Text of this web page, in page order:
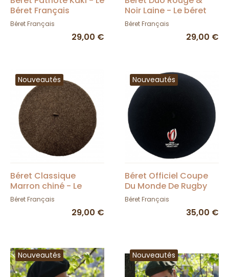
Béret Français
Béret Français
29,00 €
Noir Laine - Le béret
Français
Béret Français
29,00 €
Nouveautés
Béret Classique
Marron chiné - Le
Béret Français
Béret Français
29,00 €
Nouveautés
Béret Officiel Coupe
Du Monde De Rugby
Noir - Le Béret
Français
Béret Français
35,00 €
Nouveautés Nouveautés